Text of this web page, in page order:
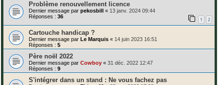
Problème renouvellement licence
Dernier message par pekosbill « 13 janv. 2024 09:44
Réponses : 36 1 2
Cartouche handicap ?
Dernier message par Le Marquis « 14 juin 2023 16:51
Réponses : 5
Père noël 2022
Dernier message par Cowboy « 31 déc. 2022 12:47
Réponses : 9
S'intégrer dans un stand : Ne vous fachez pas